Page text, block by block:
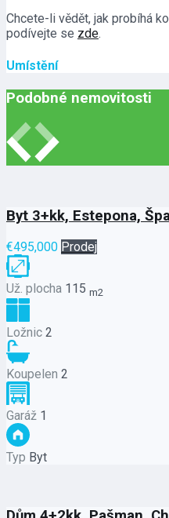
Chcete-li vědět, jak probíhá
podívejte se zde.
Umístění
Podobné nemovitosti
Byt 3+kk, Estepona,
€495,000 Prodej
Už. plocha 115 m2
Ložnic 2
Koupelen 2
Garáž 1
Typ Byt